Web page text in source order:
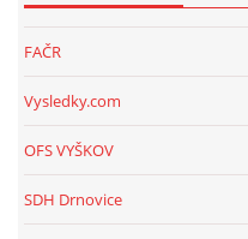
FAČR
Vysledky.com
OFS VYŠKOV
SDH Drnovice